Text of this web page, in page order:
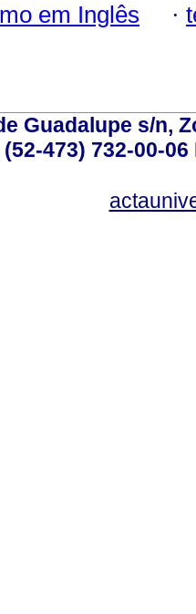
em Inglês ·
Guadalupe s/n,
(52-473) 732-00-